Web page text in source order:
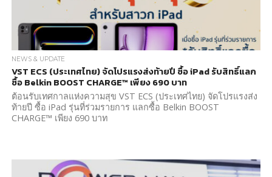
NEWS & UPDATE
VST ECS (ประเทศไทย) จัดโปรแรงส่งท้ายปี ซื้อ iPad รับสิทธิ์แลก
ซื้อ Belkin BOOST CHARGE™ เพียง 690 บาท
ต้อนรับเทศกาลแห่งความสุข VST ECS (ประเทศไทย) จัดโปรแรงส่ง
ท้ายปี ซื้อ iPad รุ่นที่ร่วมรายการ แลกซื้อ Belkin BOOST
CHARGE™ เพียง 690 บาท